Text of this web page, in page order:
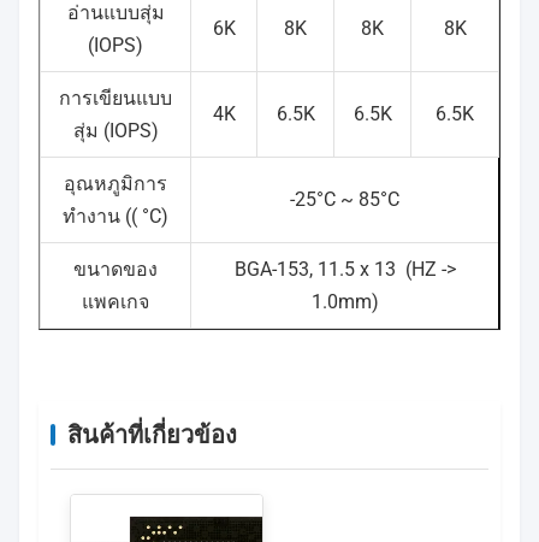
อ่านแบบสุ่ม
(IOPS)
6K 8K 8K 8K
การเขียนแบบ
สุ่ม (IOPS)
4K 6.5K 6.5K 6.5K
อุณหภูมิการ
ทํางาน (( °C)
-25°C ~ 85°C
ขนาดของ
แพคเกจ
BGA-153, 11.5 x 13 (HZ ->
1.0mm)
สินค้าที่เกี่ยวข้อง